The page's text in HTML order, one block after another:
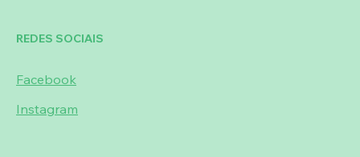
REDES SOCIAIS
Facebook
Instagram